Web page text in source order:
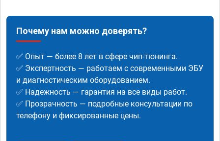
Почему нам можно доверять?
✅ Опыт — более 8 лет в сфере чип-тюнинга.
✅ Экспертность — работаем с современными ЭБУ
и диагностическим оборудованием.
✅ Надежность — гарантия на все виды работ.
✅ Прозрачность — подробные консультации по
телефону и фиксированные цены.